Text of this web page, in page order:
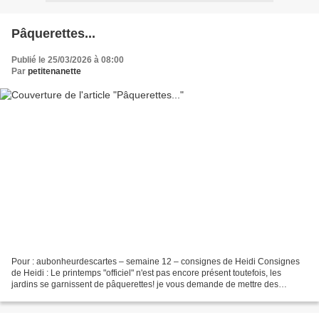
Pâquerettes...
Publié le 25/03/2026 à 08:00
Par petitenanette
Pour : aubonheurdescartes – semaine 12 – consignes de Heidi Consignes
de Heidi : Le printemps "officiel" n'est pas encore présent toutefois, les
jardins se garnissent de pâquerettes! je vous demande de mettre des